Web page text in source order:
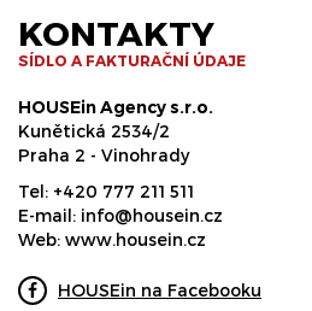
KONTAKTY
SÍDLO A FAKTURAČNÍ ÚDAJE
HOUSEin Agency s.r.o.
Kunětická 2534/2
Praha 2 - Vinohrady
Tel: +420 777 211 511
E-mail: info@housein.cz
Web: www.housein.cz
HOUSEin na Facebooku